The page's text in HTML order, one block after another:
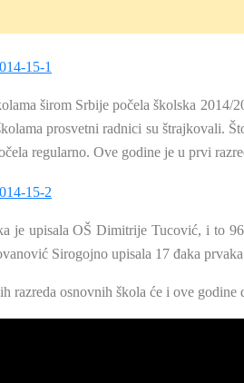
širom Srbije počela školska 2014/
prosvetni radnici su štrajkovali.
regularno. Ove godine je u prvi
je upisala OŠ Dimitrije Tucović, i to
Sirogojno upisala 17 đaka
razreda osnovnih škola će i ove godine